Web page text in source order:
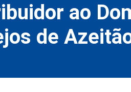
ao
de